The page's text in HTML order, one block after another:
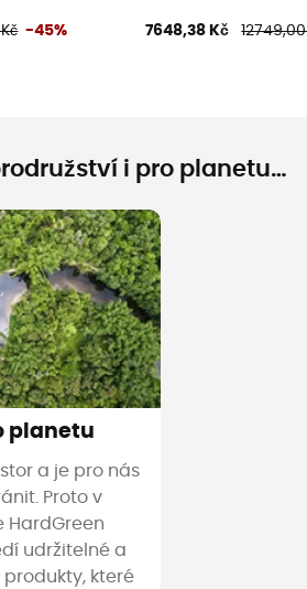
-45% 7648,38 Kč
i pro planetu…
planetu
a je pro nás
Proto v
HardGreen
udržitelné a
které